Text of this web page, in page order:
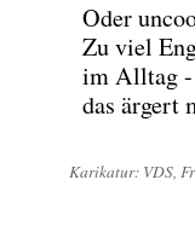
Oder
Zu viel
im Alltag -
das ärgert
Karikatur: VDS,